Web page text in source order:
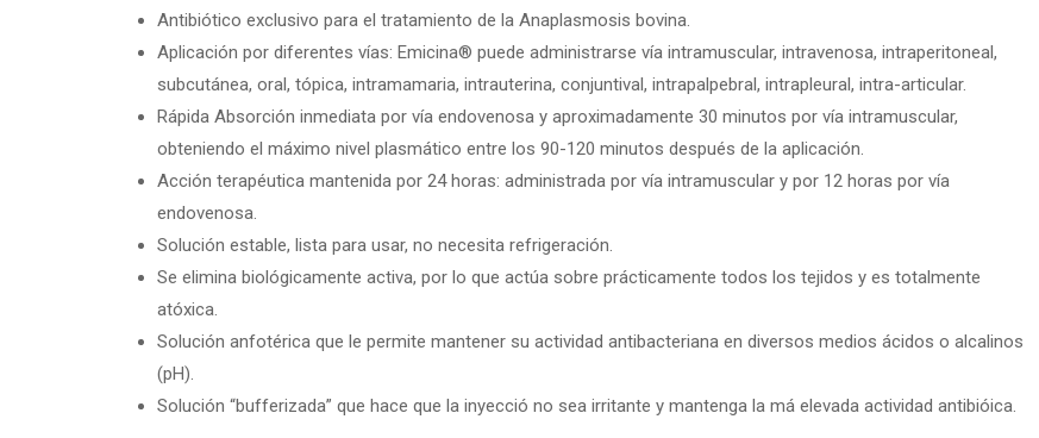
Antibiótico exclusivo para el tratamiento de la Anaplasmosis bovina.
Aplicación por diferentes vías: Emicina® puede administrarse vía intramuscular, intravenosa, intraperitoneal,
subcutánea, oral, tópica, intramamaria, intrauterina, conjuntival, intrapalpebral, intrapleural, intra-articular.
Rápida Absorción inmediata por vía endovenosa y aproximadamente 30 minutos por vía intramuscular,
obteniendo el máximo nivel plasmático entre los 90-120 minutos después de la aplicación.
Acción terapéutica mantenida por 24 horas: administrada por vía intramuscular y por 12 horas por vía
endovenosa.
Solución estable, lista para usar, no necesita refrigeración.
Se elimina biológicamente activa, por lo que actúa sobre prácticamente todos los tejidos y es totalmente
atóxica.
Solución anfotérica que le permite mantener su actividad antibacteriana en diversos medios ácidos o alcalinos
(pH).
Solución “bufferizada” que hace que la inyecció no sea irritante y mantenga la má elevada actividad antibióica.